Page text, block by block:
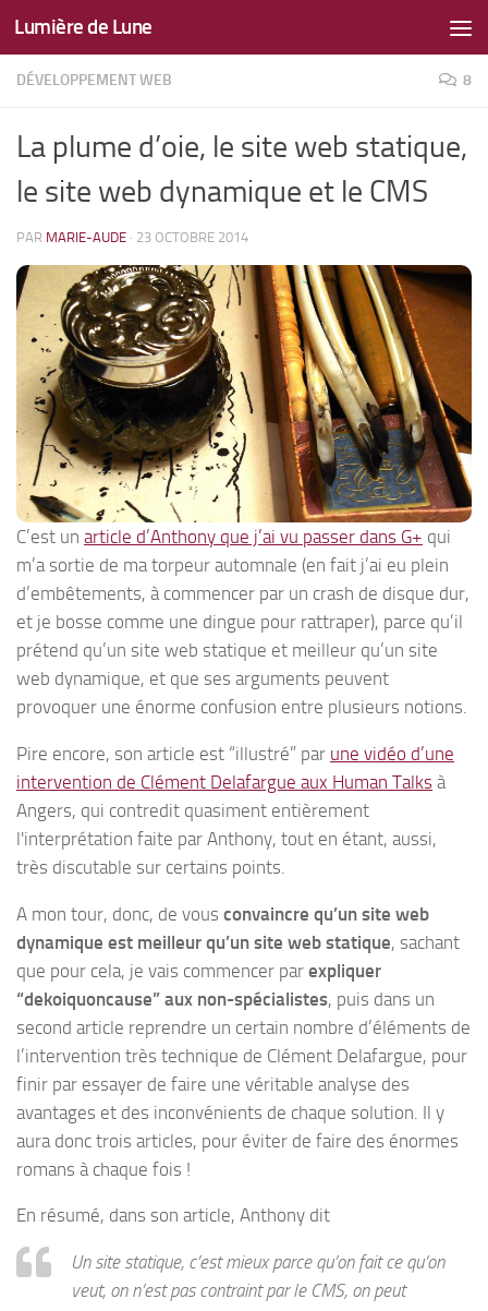
Skip to content
Lumière de Lune
DÉVELOPPEMENT WEB 8
La plume d’oie, le site web statique,
le site web dynamique et le CMS
PAR MARIE-AUDE · 23 OCTOBRE 2014
C’est un article d’Anthony que j’ai vu passer dans G+ qui
m’a sortie de ma torpeur automnale (en fait j’ai eu plein
d’embêtements, à commencer par un crash de disque dur,
et je bosse comme une dingue pour rattraper), parce qu’il
prétend qu’un site web statique et meilleur qu’un site
web dynamique, et que ses arguments peuvent
provoquer une énorme confusion entre plusieurs notions.
Pire encore, son article est “illustré” par une vidéo d’une
intervention de Clément Delafargue aux Human Talks à
Angers, qui contredit quasiment entièrement
l'interprétation faite par Anthony, tout en étant, aussi,
très discutable sur certains points.
A mon tour, donc, de vous convaincre qu’un site web
dynamique est meilleur qu’un site web statique, sachant
que pour cela, je vais commencer par expliquer
“dekoiquoncause” aux non-spécialistes, puis dans un
second article reprendre un certain nombre d’éléments de
l’intervention très technique de Clément Delafargue, pour
finir par essayer de faire une véritable analyse des
avantages et des inconvénients de chaque solution. Il y
aura donc trois articles, pour éviter de faire des énormes
romans à chaque fois !
En résumé, dans son article, Anthony dit
Un site statique, c’est mieux parce qu’on fait ce qu’on
veut, on n’est pas contraint par le CMS, on peut